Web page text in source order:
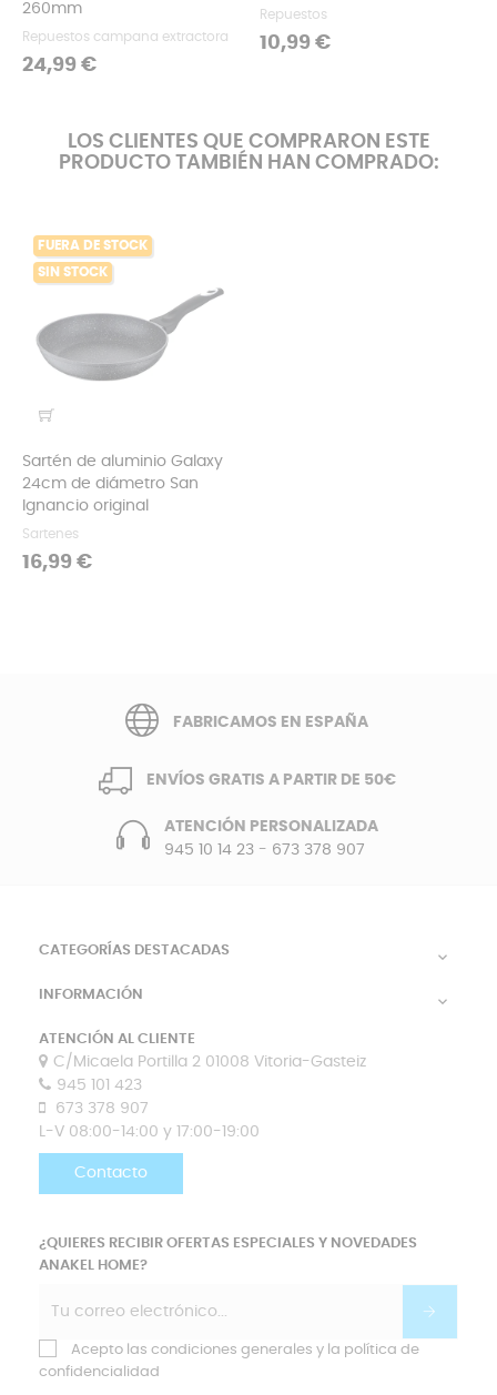
260mm
Repuestos campana extractora
Precio
24,99 €
Repuestos
Precio
10,99 €
LOS CLIENTES QUE COMPRARON ESTE
PRODUCTO TAMBIÉN HAN COMPRADO:
FUERA DE STOCK
SIN STOCK
Sartén de aluminio Galaxy
24cm de diámetro San
Ignancio original
Sartenes
Precio
16,99 €
FABRICAMOS EN ESPAÑA
ENVÍOS GRATIS A PARTIR DE 50€
ATENCIÓN PERSONALIZADA
945 10 14 23- 673 378 907
CATEGORÍAS DESTACADAS 
INFORMACIÓN 
ATENCIÓN AL CLIENTE
C/Micaela Portilla 2 01008 Vitoria-Gasteiz
945 101 423
673 378 907
L-V 08:00-14:00 y 17:00-19:00
Contacto
¿QUIERES RECIBIR OFERTAS ESPECIALES Y NOVEDADES
ANAKEL HOME?
Acepto las condiciones generales y la política de
confidencialidad